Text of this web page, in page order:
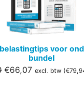
voor
bundel
Oorspronkelijke
€66,07Huidige
excl. btw (€